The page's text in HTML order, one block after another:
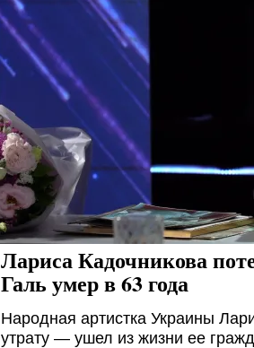
Лариса Кадочникова
Галь умер в 63 года
Народная артистка Украины
утрату — ушел из жизни ее